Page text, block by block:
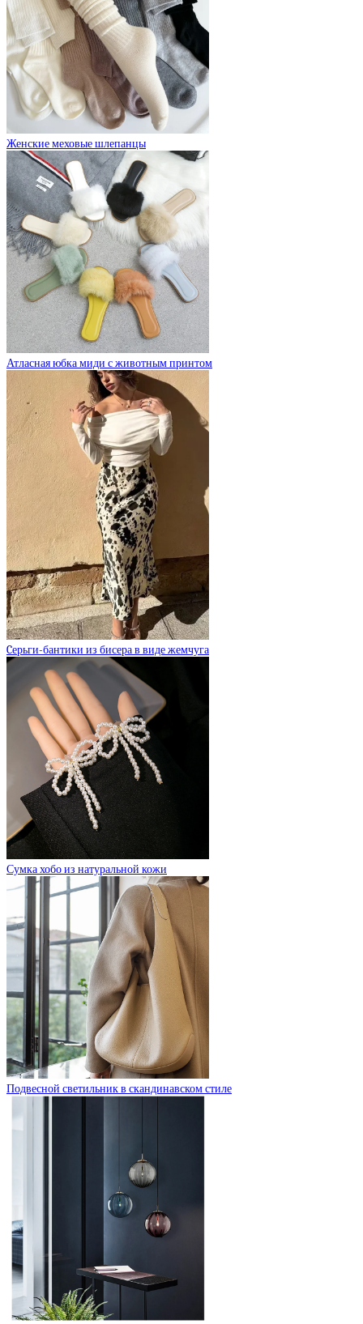
Женские меховые шлепанцы
Атласная юбка миди с животным принтом
Cерьги-бантики из бисера в виде жемчуга
Сумка хобо из натуральной кожи
Подвесной светильник в скандинавском стиле